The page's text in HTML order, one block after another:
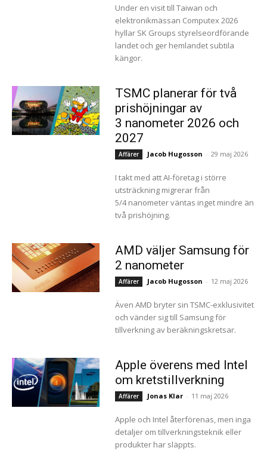
Under en visit till Taiwan och
elektronikmässan Computex 2026
hyllar SK Groups styrelseordförande
landet och ger hemlandet subtila
kängor.
TSMC planerar för två
prishöjningar av
3 nanometer 2026 och
2027
Affärer Jacob Hugosson - 29 maj 2026
I takt med att AI-företag i större
utsträckning migrerar från
5/4 nanometer väntas inget mindre än
två prishöjning.
AMD väljer Samsung för
2 nanometer
Affärer Jacob Hugosson - 12 maj 2026
Även AMD bryter sin TSMC-exklusivitet
och vänder sig till Samsung för
tillverkning av beräkningskretsar.
Apple överens med Intel
om kretstillverkning
Affärer Jonas Klar - 11 maj 2026
Apple och Intel återförenas, men inga
detaljer om tillverkningsteknik eller
produkter har släppts.